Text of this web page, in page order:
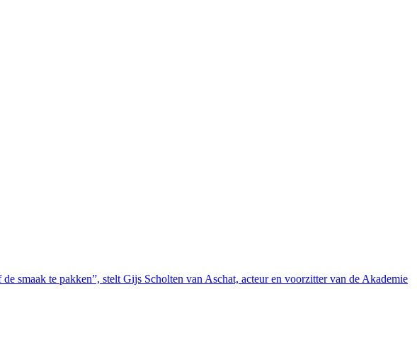
smaak te pakken”, stelt Gijs Scholten van Aschat, acteur en voorzitter van de Akademie